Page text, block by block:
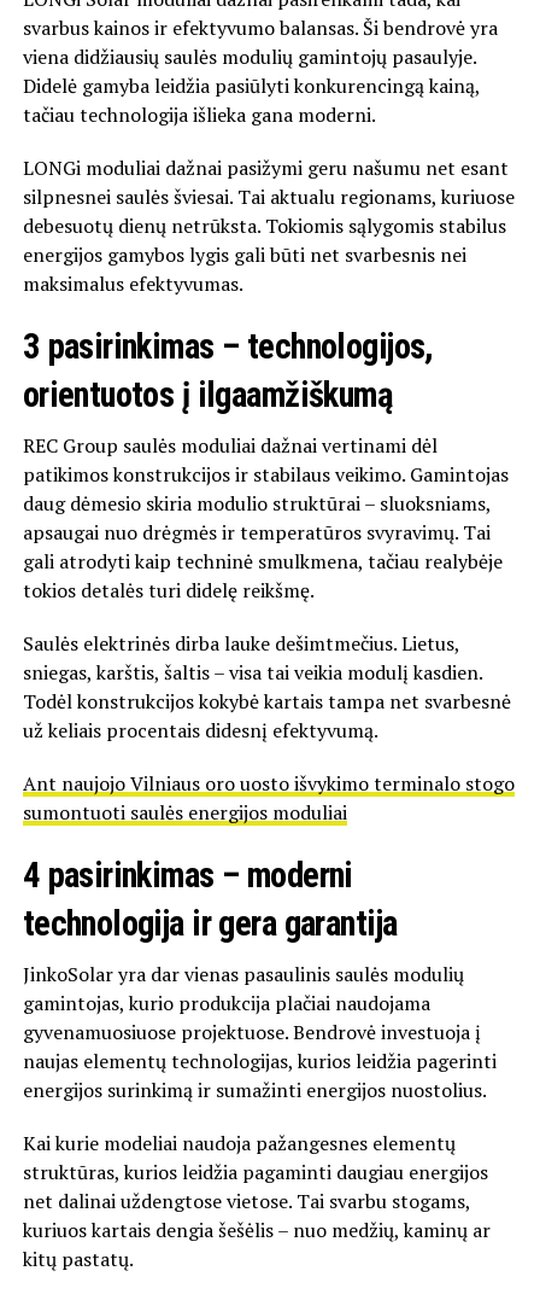
svarbus kainos ir efektyvumo balansas. Ši bendrovė yra
viena didžiausių saulės modulių gamintojų pasaulyje.
Didelė gamyba leidžia pasiūlyti konkurencingą kainą,
tačiau technologija išlieka gana moderni.
LONGi moduliai dažnai pasižymi geru našumu net esant
silpnesnei saulės šviesai. Tai aktualu regionams, kuriuose
debesuotų dienų netrūksta. Tokiomis sąlygomis stabilus
energijos gamybos lygis gali būti net svarbesnis nei
maksimalus efektyvumas.
3 pasirinkimas – technologijos,
orientuotos į ilgaamžiškumą
REC Group saulės moduliai dažnai vertinami dėl
patikimos konstrukcijos ir stabilaus veikimo. Gamintojas
daug dėmesio skiria modulio struktūrai – sluoksniams,
apsaugai nuo drėgmės ir temperatūros svyravimų. Tai
gali atrodyti kaip techninė smulkmena, tačiau realybėje
tokios detalės turi didelę reikšmę.
Saulės elektrinės dirba lauke dešimtmečius. Lietus,
sniegas, karštis, šaltis – visa tai veikia modulį kasdien.
Todėl konstrukcijos kokybė kartais tampa net svarbesnė
už keliais procentais didesnį efektyvumą.
Ant naujojo Vilniaus oro uosto išvykimo terminalo stogo
sumontuoti saulės energijos moduliai
4 pasirinkimas – moderni
technologija ir gera garantija
JinkoSolaryra dar vienas pasaulinis saulės modulių
gamintojas, kurio produkcija plačiai naudojama
gyvenamuosiuose projektuose. Bendrovė investuoja į
naujas elementų technologijas, kurios leidžia pagerinti
energijos surinkimą ir sumažinti energijos nuostolius.
Kai kurie modeliai naudoja pažangesnes elementų
struktūras, kurios leidžia pagaminti daugiau energijos
net dalinai uždengtose vietose. Tai svarbu stogams,
kuriuos kartais dengia šešėlis – nuo medžių, kaminų ar
kitų pastatų.